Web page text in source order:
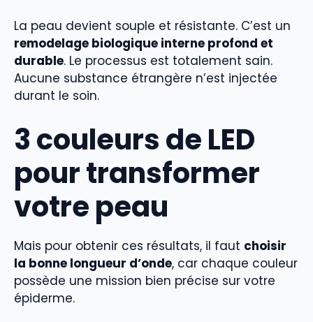
La peau devient souple et résistante. C’est un
remodelage biologique interne profond et
durable. Le processus est totalement sain.
Aucune substance étrangère n’est injectée
durant le soin.
3 couleurs de LED
pour transformer
votre peau
Mais pour obtenir ces résultats, il faut choisir
la bonne longueur d’onde, car chaque couleur
possède une mission bien précise sur votre
épiderme.